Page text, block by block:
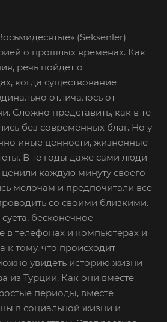
(Seksenler)
о прошлых временах. Как
речь пойдет о
когда существование
отличалось от
Сложно представить, как в те
без современных благ. Но у
иные ценности, жизненные
В те годы даже сами люди
каждую минуту своего
мелочам и предпочитали все
со своими близкими.
бесконечное
в телефонах и компьютерах и
к тому, что происходит
увидеть историю жизни
из Турции. Как они вместе
периоды, вместе
в социальной жизни и